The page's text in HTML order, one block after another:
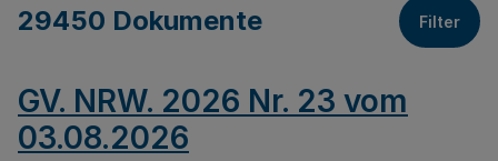
29450 Dokumente Filter
GV. NRW. 2026 Nr. 23 vom
03.08.2026